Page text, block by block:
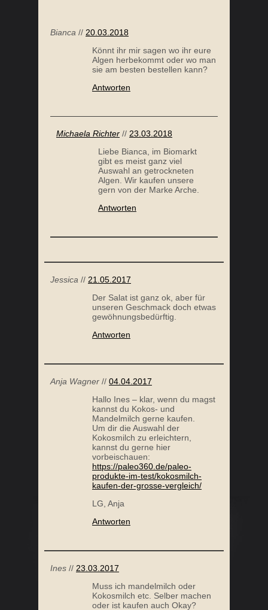
ZUCCHINI SPAGHETTI
LACHSFILET MIT WURZELGEMÜSE
GEFÜLLTE ZUCCHINI
Bianca // 20.03.2018
Könnt ihr mir sagen wo ihr eure
Algen herbekommt oder wo man
sie am besten bestellen kann?
Antworten
Michaela Richter // 23.03.2018
Liebe Bianca, im Biomarkt
gibt es meist ganz viel
Auswahl an getrockneten
Algen. Wir kaufen unsere
gern von der Marke Arche.
Antworten
Jessica // 21.05.2017
Der Salat ist ganz ok, aber für
unseren Geschmack doch etwas
gewöhnungsbedürftig.
Antworten
Anja Wagner // 04.04.2017
Hallo Ines – klar, wenn du magst
kannst du Kokos- und
Mandelmilch gerne kaufen.
Um dir die Auswahl der
Kokosmilch zu erleichtern,
kannst du gerne hier
vorbeischauen:
https://paleo360.de/paleo-
produkte-im-test/kokosmilch-
kaufen-der-grosse-vergleich/
LG, Anja
Antworten
Ines // 23.03.2017
Muss ich mandelmilch oder
Kokosmilch etc. Selber machen
oder ist kaufen auch Okay?